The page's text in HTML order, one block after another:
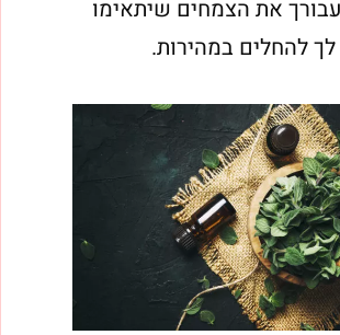
את הצמחים שיתאימו
לך להחלים במהירות.